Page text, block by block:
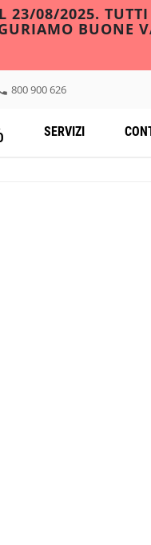
08/2025. TUTTI
BUONE
800 900 626
SERVIZI